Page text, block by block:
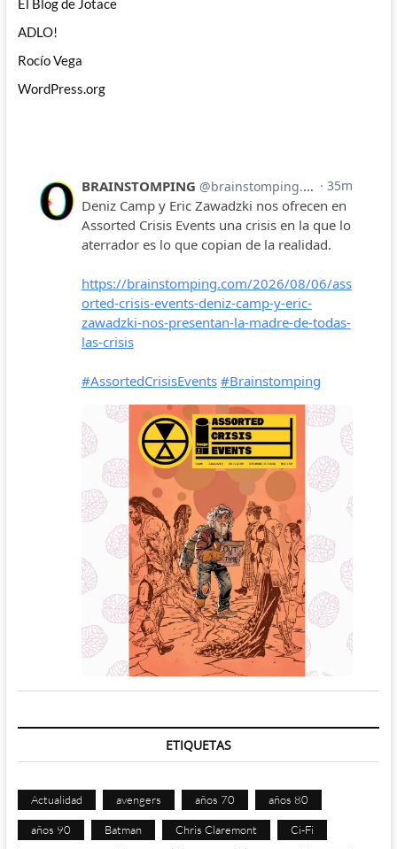
El Blog de Jotace
ADLO!
Rocío Vega
WordPress.org
ETIQUETAS
Actualidad avengers años 70 años 80
años 90 Batman Chris Claremont Ci-Fi